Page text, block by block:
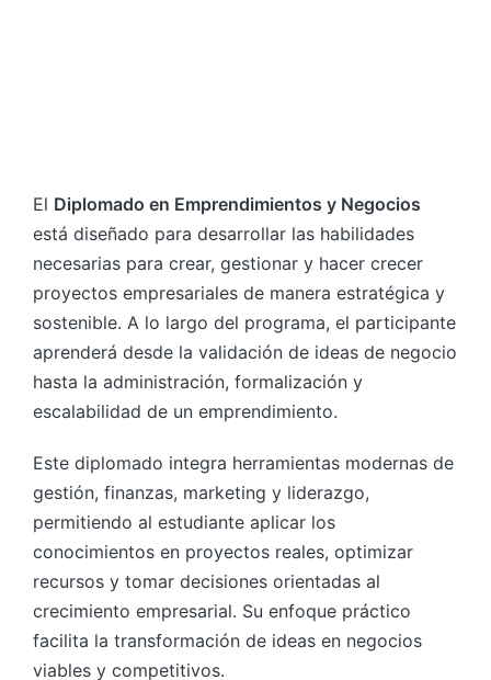
El Diplomado en Emprendimientos y Negocios
está diseñado para desarrollar las habilidades
necesarias para crear, gestionar y hacer crecer
proyectos empresariales de manera estratégica y
sostenible. A lo largo del programa, el participante
aprenderá desde la validación de ideas de negocio
hasta la administración, formalización y
escalabilidad de un emprendimiento.
Este diplomado integra herramientas modernas de
gestión, finanzas, marketing y liderazgo,
permitiendo al estudiante aplicar los
conocimientos en proyectos reales, optimizar
recursos y tomar decisiones orientadas al
crecimiento empresarial. Su enfoque práctico
facilita la transformación de ideas en negocios
viables y competitivos.